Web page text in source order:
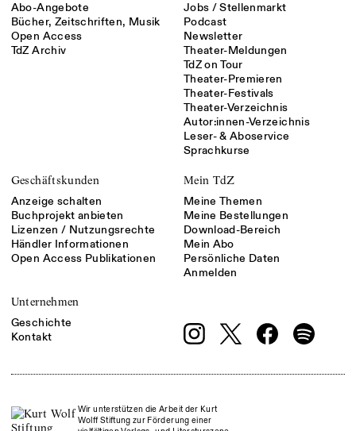
Abo-Angebote
Bücher, Zeitschriften, Musik
Open Access
TdZ Archiv
Jobs / Stellenmarkt
Podcast
Newsletter
Theater-Meldungen
TdZ on Tour
Theater-Premieren
Theater-Festivals
Theater-Verzeichnis
Autor:innen-Verzeichnis
Leser- & Aboservice
Sprachkurse
Geschäftskunden
Anzeige schalten
Buchprojekt anbieten
Lizenzen / Nutzungsrechte
Händler Informationen
Open Access Publikationen
Mein TdZ
Meine Themen
Meine Bestellungen
Download-Bereich
Mein Abo
Persönliche Daten
Anmelden
Unternehmen
Geschichte
Kontakt
Wir unterstützen die Arbeit der Kurt
Wolff Stiftung zur Förderung einer